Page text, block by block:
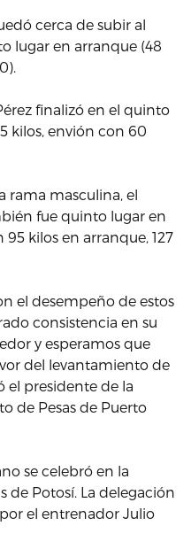
cerca de subir al
lugar en arranque (48
finalizó en el quinto
kilos, envión con 60
rama masculina, el
fue quinto lugar en
95 kilos en arranque, 127
el desempeño de estos
consistencia en su
y esperamos que
del levantamiento de
el presidente de la
de Pesas de Puerto
se celebró en la
de Potosí. La delegación
el entrenador Julio